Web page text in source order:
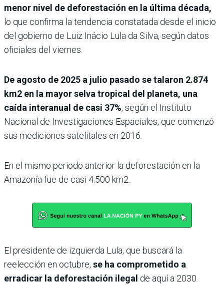
menor nivel de deforestación en la última década,
lo que confirma la tendencia constatada desde el inicio
del gobierno de Luiz Inácio Lula da Silva, según datos
oficiales del viernes.
De agosto de 2025 a julio pasado se talaron 2.874
km2 en la mayor selva tropical del planeta, una
caída interanual de casi 37%, según el Instituto
Nacional de Investigaciones Espaciales, que comenzó
sus mediciones satelitales en 2016.
En el mismo periodo anterior la deforestación en la
Amazonía fue de casi 4.500 km2.
El presidente de izquierda Lula, que buscará la
reelección en octubre, se ha comprometido a
erradicar la deforestación ilegal de aquí a 2030.